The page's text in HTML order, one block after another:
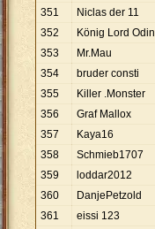
351
Niclas der 11
352
König Lord Odin
353
Mr.Mau
354
bruder consti
355
Killer .Monster
356
Graf Mallox
357
Kaya16
358
Schmieb1707
359
loddar2012
360
DanjePetzold
361
eissi 123